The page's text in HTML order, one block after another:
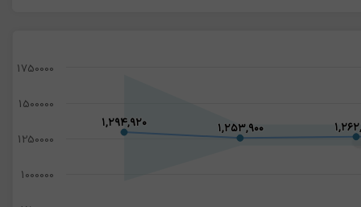
کابل خنک کننده آب و گاز، ترانسفورماتورهای جوشکاری هم
۱,۲۹۴,۹۲۰
۱,۲۹۴,۹۲۰ ۱,۲۵۳,۹۰۰
۱,۲۵۳,۹۰۰
1000000
1250000
1500000
1750000